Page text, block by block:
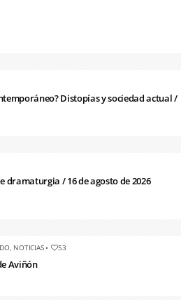
Distopías y sociedad actual /
dramaturgia / 16 de agosto de 2026
, NOTICIAS• 53
Aviñón